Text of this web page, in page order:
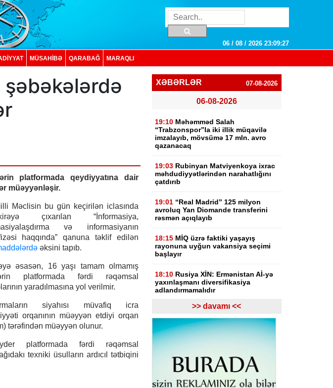
06 / 08 / 2026 23:09:28
MÜSAHİBƏ QARABAĞ MARAQLI
şəbəkələrdə
platformada qeydiyyatına dair
müəyyənləşir.
Məclisin bu gün keçirilən iclasında
çıxarılan “İnformasiya,
və informasiyanın
haqqında” qanuna təklif edilən
əksini tapıb.
əsasən, 16 yaşı tamam olmamış
platformada fərdi rəqəmsal
yaradılmasına yol verilmir.
siyahısı müvafiq icra
orqanının müəyyən etdiyi orqan
tərəfindən müəyyən olunur.
platformada fərdi rəqəmsal
texniki üsulların ardıcıl tətbiqini
XƏBƏRLƏR 07-08-2026
06-08-2026
19:10 Məhəmməd Salah
“Trabzonspor”la iki illik müqavilə
imzalayıb, mövsümə 17 mln. avro
qazanacaq
19:03 Rubinyan Matviyenkoya ixrac
məhdudiyyətlərindən narahatlığını
çatdırıb
19:01 “Real Madrid” 125 milyon
avroluq Yan Diomande transferini
rəsmən açıqlayıb
18:15 MİQ üzrə faktiki yaşayış
rayonuna uyğun vakansiya seçimi
başlayır
18:10 Rusiya XİN: Ermənistan Aİ-yə
yaxınlaşmanı diversifikasiya
adlandırmamalıdır
Rasim İldırımzadə, Zaur
Mirzəzadə və Qoşqar Məmmədovun
apellyasiya şikayəti üzrə məhkəmə
başlayıb
azərbaycanlı sürücülərin gömrükdə
saxlanılması məsələsini araşdırır
>> davamı <<